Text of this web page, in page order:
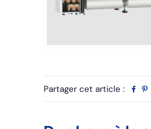
Partager cet article :